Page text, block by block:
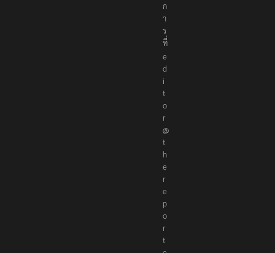
ก
า
ร
ที่
e
d
i
t
o
r
@
t
h
e
r
e
p
o
r
t